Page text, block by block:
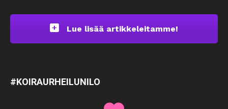
Lue lisää artikkeleitamme!
#KOIRAURHEILUNILO